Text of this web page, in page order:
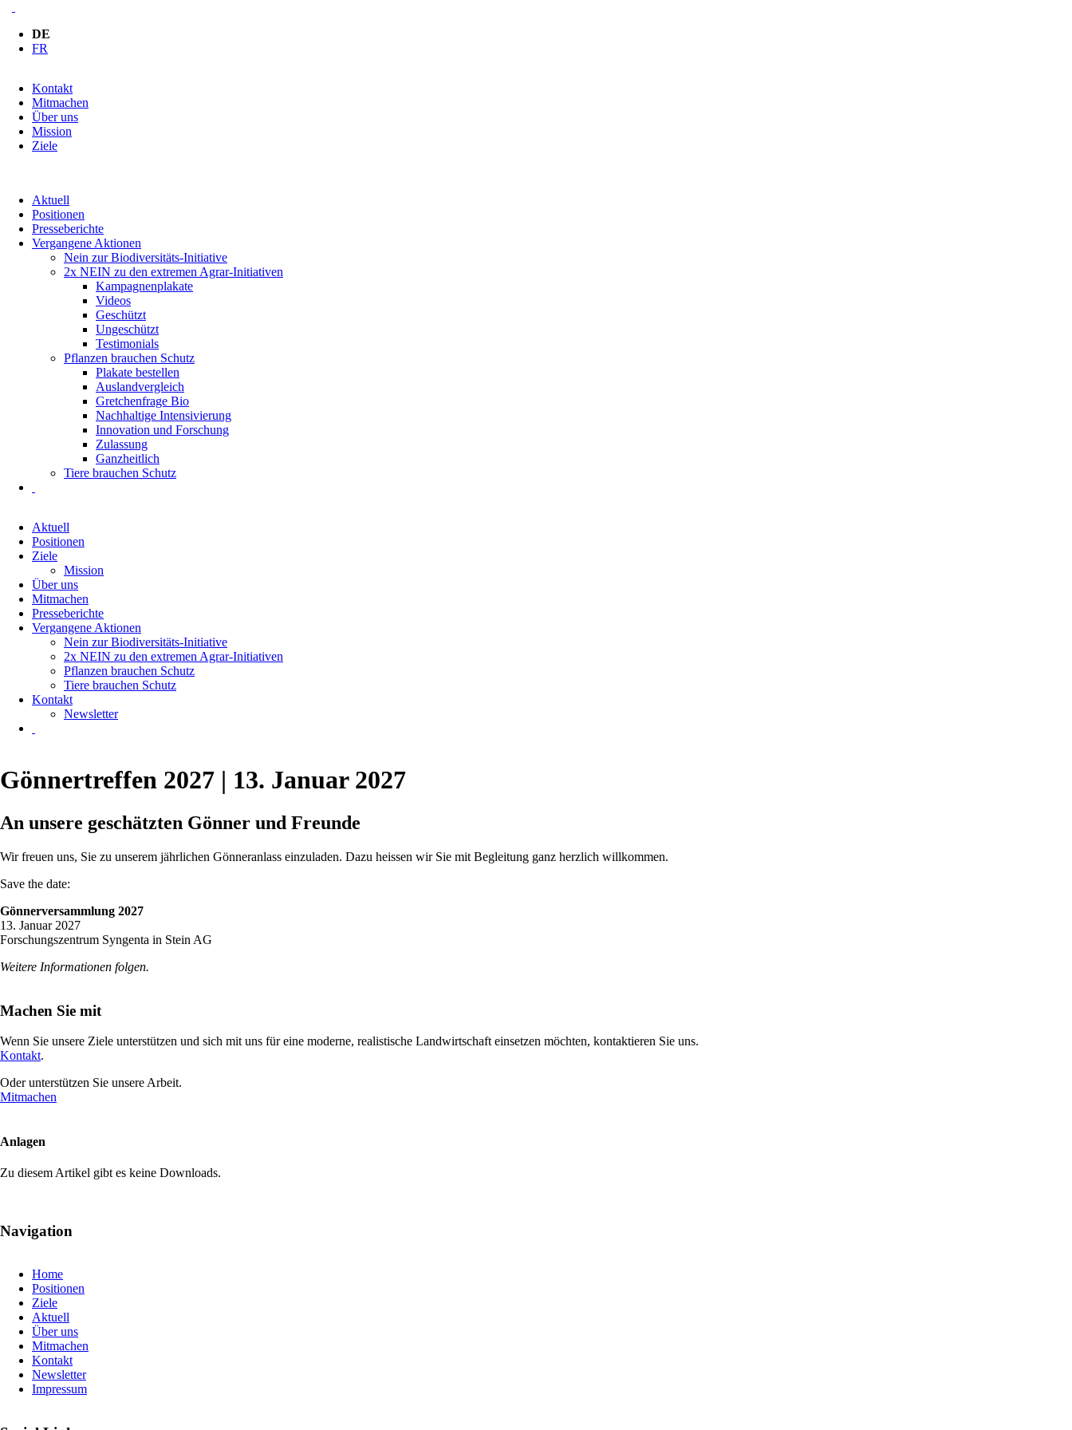
DE
FR
überspringen
Kontakt
Mitmachen
Über uns
Mission
Ziele
überspringen
Aktuell
Positionen
Presseberichte
Vergangene Aktionen
Nein zur Biodiversitäts-Initiative
2x NEIN zu den extremen Agrar-Initiativen
Kampagnenplakate
Videos
Geschützt
Ungeschützt
Testimonials
Pflanzen brauchen Schutz
Plakate bestellen
Auslandvergleich
Gretchenfrage Bio
Nachhaltige Intensivierung
Innovation und Forschung
Zulassung
Ganzheitlich
Tiere brauchen Schutz
überspringen
Aktuell
Positionen
Ziele
Mission
Über uns
Mitmachen
Presseberichte
Vergangene Aktionen
Nein zur Biodiversitäts-Initiative
2x NEIN zu den extremen Agrar-Initiativen
Pflanzen brauchen Schutz
Tiere brauchen Schutz
Kontakt
Newsletter
Gönnertreffen 2027 | 13. Januar 2027
An unsere geschätzten Gönner und Freunde
Wir freuen uns, Sie zu unserem jährlichen Gönneranlass einzuladen. Dazu heissen wir Sie mit Begleitung ganz herzlich willkommen.
Save the date:
Gönnerversammlung 2027
13. Januar 2027
Forschungszentrum Syngenta in Stein AG
Weitere Informationen folgen.
Machen Sie mit
Wenn Sie unsere Ziele unterstützen und sich mit uns für eine mo­derne, realistische Land­wirt­schaft einsetzen möchten, kontak­tieren Sie uns.
Kontakt.
Oder unterstützen Sie unsere Arbeit.
Mitmachen
Anlagen
Zu diesem Artikel gibt es keine Downloads.
Navigation
überspringen
Home
Positionen
Ziele
Aktuell
Über uns
Mitmachen
Kontakt
Newsletter
Impressum